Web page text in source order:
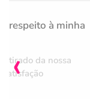
respeito à minha
da nossa
‹